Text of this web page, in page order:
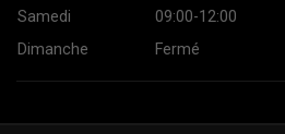
Samedi
09:00-12:00
Dimanche
Fermé